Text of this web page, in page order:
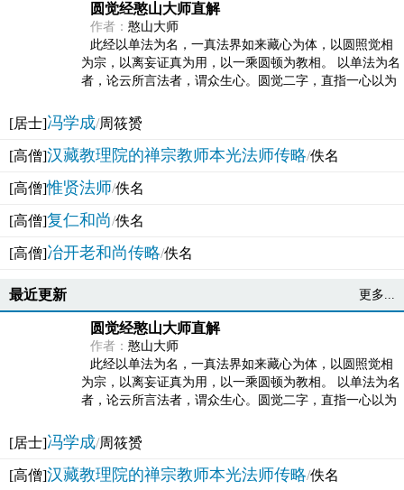
圆觉经憨山大师直解
作者： 憨山大师
此经以单法为名，一真法界如来藏心为体，以圆照觉相
为宗，以离妄证真为用，以一乘圆顿为教相。 以单法为名
者，论云所言法者，谓众生心。圆觉二字，直指一心以为
[居士]冯学成/周筱赟
[高僧]汉藏教理院的禅宗教师本光法师传略/佚名
[高僧]惟贤法师/佚名
[高僧]复仁和尚/佚名
[高僧]冶开老和尚传略/佚名
最近更新 更多...
圆觉经憨山大师直解
作者： 憨山大师
此经以单法为名，一真法界如来藏心为体，以圆照觉相
为宗，以离妄证真为用，以一乘圆顿为教相。 以单法为名
者，论云所言法者，谓众生心。圆觉二字，直指一心以为
[居士]冯学成/周筱赟
[高僧]汉藏教理院的禅宗教师本光法师传略/佚名